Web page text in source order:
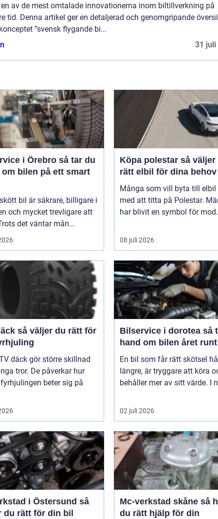
av de mest omtalade innovationerna inom biltillverkning på
tid. Denna artikel ger en detaljerad och genomgripande
”svensk flygande bi...
31 juli
i Örebro så tar du
om bilen på ett smart
bil är säkrare, billigare i
och mycket trevligare att
det väntar mån...
Köpa polestar så väljer du
rätt elbil för dina behov
Många som vill byta till elbil
med att titta på Polestar.
har blivit en symbol för
08 juli 2026
du rätt för
däck gör större skillnad
tror. De påverkar hur
beter sig på
Bilservice i dorotea så tar du
hand om bilen året runt
En bil som får rätt skötsel
längre, är tryggare att köra
behåller mer av sitt värde. I
02 juli 2026
i Östersund så
du rätt för din bil
Mc-verkstad skåne så hittar
du rätt hjälp för din